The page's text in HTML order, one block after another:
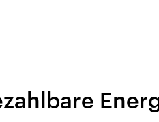
Iran
Aktuelle Lage und